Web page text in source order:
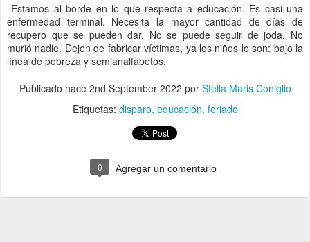
Estamos al borde en lo que respecta a educación. Es casi una
enfermedad terminal. Necesita la mayor cantidad de días de
recupero que se pueden dar. No se puede seguir de joda. No
murió nadie. Dejen de fabricar víctimas, ya los niños lo son: bajo la
línea de pobreza y semianalfabetos.
Publicado hace 2nd September 2022 por Stella Maris Coniglio
Etiquetas: disparo educación feriado
0 Agregar un comentario